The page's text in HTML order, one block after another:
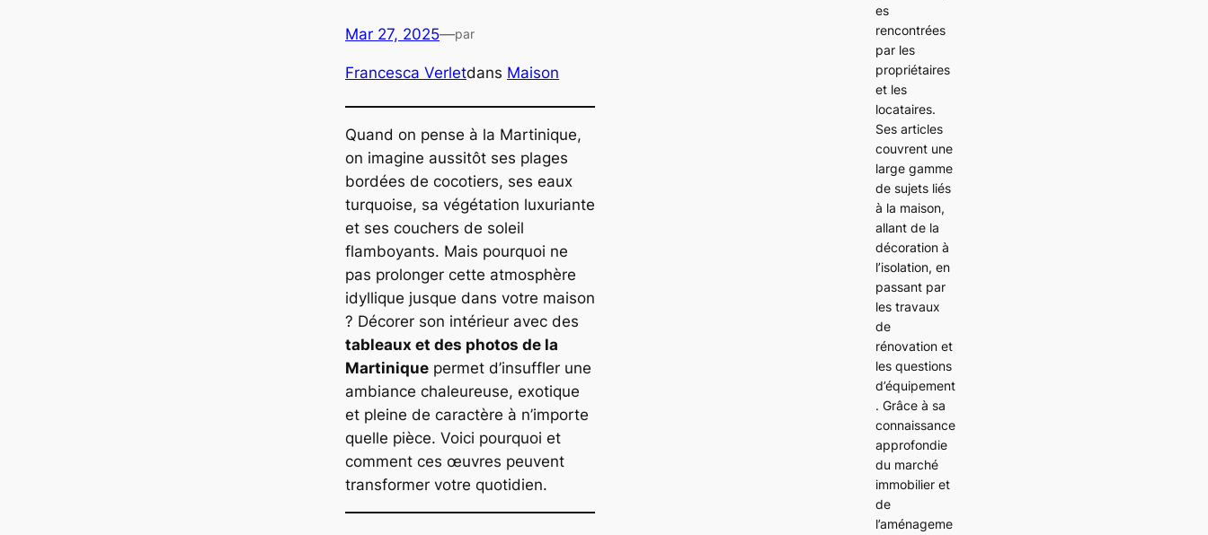
Mar 27, 2025—par
Francesca Verletdans Maison
Quand on pense à la Martinique,
on imagine aussitôt ses plages
bordées de cocotiers, ses eaux
turquoise, sa végétation luxuriante
et ses couchers de soleil
flamboyants. Mais pourquoi ne
pas prolonger cette atmosphère
idyllique jusque dans votre maison
? Décorer son intérieur avec des
tableaux et des photos de la
Martinique permet d’insuffler une
ambiance chaleureuse, exotique
et pleine de caractère à n’importe
quelle pièce. Voici pourquoi et
comment ces œuvres peuvent
transformer votre quotidien.
es
rencontrées
par les
propriétaires
et les
locataires.
Ses articles
couvrent une
large gamme
de sujets liés
à la maison,
allant de la
décoration à
l’isolation, en
passant par
les travaux
de
rénovation et
les questions
d’équipement
. Grâce à sa
connaissance
approfondie
du marché
immobilier et
de
l’aménageme